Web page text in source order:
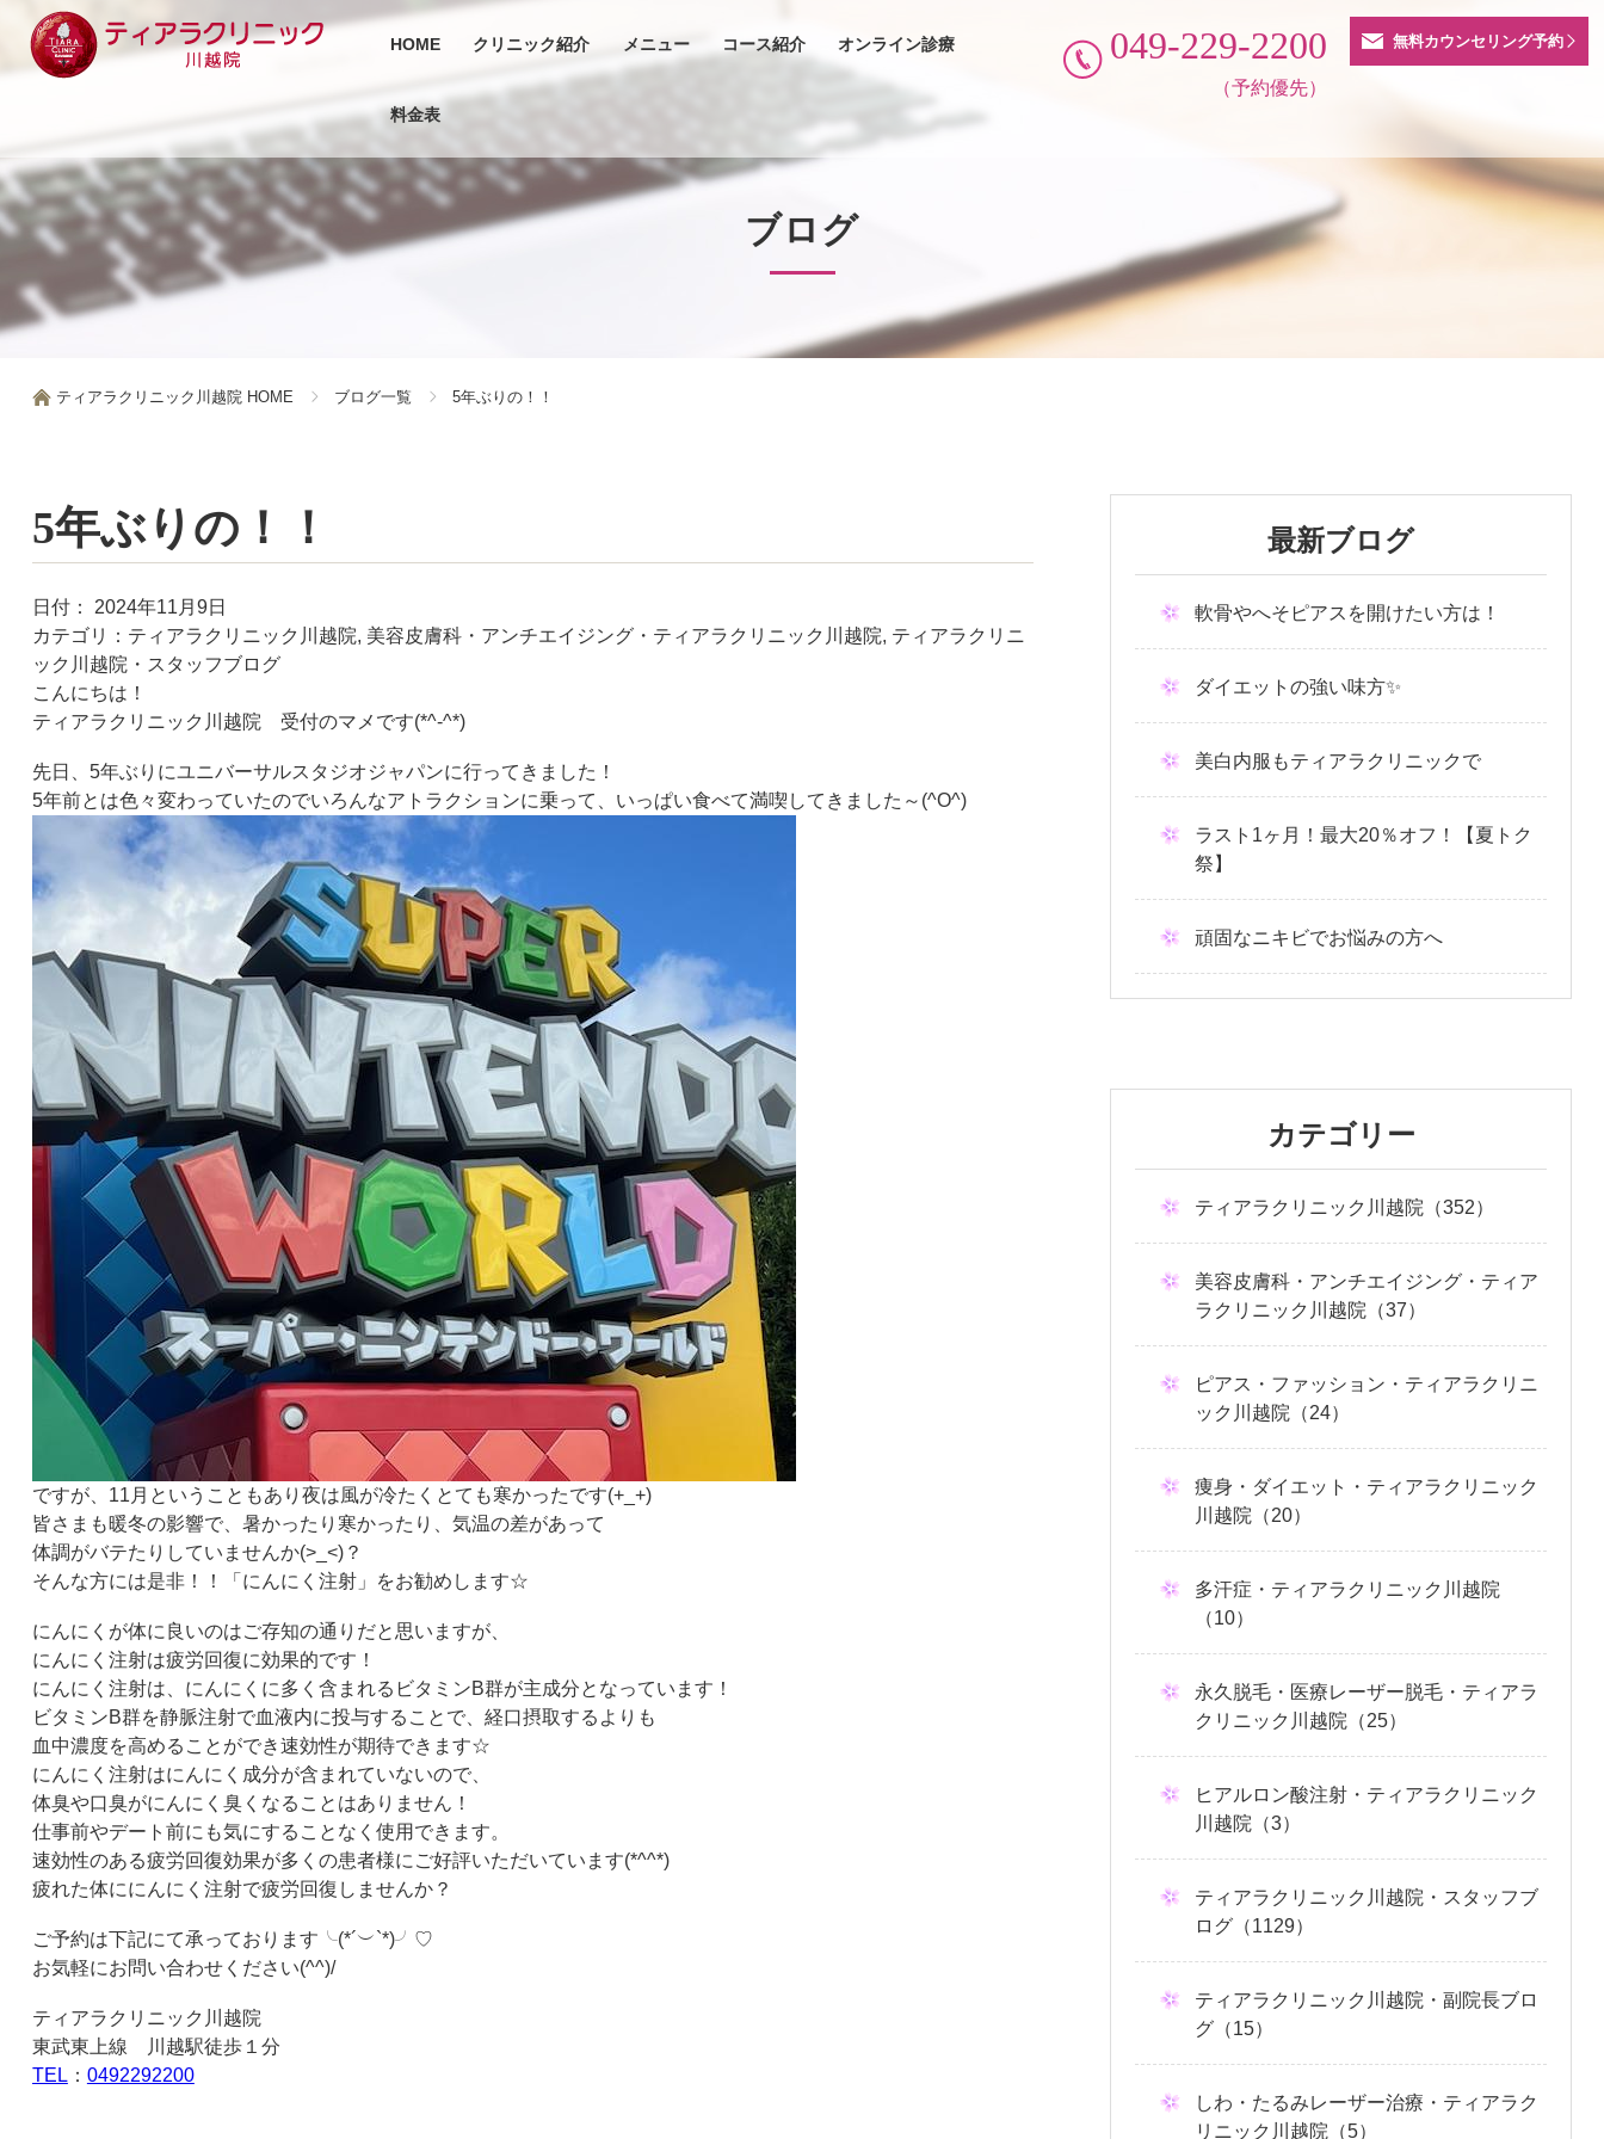
HOME クリニック紹介 メニュー コース紹介 オンライン診療
料金表
無料カウンセリング予約
049-229-2200
（予約優先）
ブログ
ティアラクリニック川越院 HOME ブログ一覧 5年ぶりの！！
5年ぶりの！！
日付：
2024年11月9日
カテゴリ： ティアラクリニック川越院, 美容皮膚科・アンチエイジング・ティアラクリニック川越院, ティアラクリニ
ック川越院・スタッフブログ
こんにちは！
ティアラクリニック川越院 受付のマメです(*^-^*)
先日、 5年ぶりにユニバーサルスタジオジャパンに行ってきました！
5年前とは色々変わっていたのでいろんなアトラクションに乗って、いっぱい食べて満喫してきました～ (^O^)
ですが、 11 月ということもあり夜は風が冷たくとても寒かったです(+_+)
皆さまも暖冬の影響で、暑かったり寒かったり、気温の差があって
体調がバテたりしていませんか(>_<)？
そんな方には是非！！「にんにく注射」をお勧めします☆
にんにくが体に良いのはご存知の通りだと思いますが、
にんにく注射は疲労回復に効果的です！
にんにく注射は、にんにくに多く含まれるビタミンB群が主成分となっています！
ビタミンB群を静脈注射で血液内に投与することで、経口摂取するよりも
血中濃度を高めることができ速効性が期待できます☆
にんにく注射はにんにく成分が含まれていないので、
体臭や口臭がにんにく臭くなることはありません！
仕事前やデート前にも気にすることなく使用できます。
速効性のある疲労回復効果が多くの患者様にご好評いただいています(*^^*)
疲れた体ににんにく注射で疲労回復しませんか？
ご予約は下記にて承っております╰(*´︶`*)╯♡
お気軽にお問い合わせください(^^)/
ティアラクリニック川越院
東武東上線 川越駅徒歩１分
TEL ： 0492292200
最新ブログ
軟骨やへそピアスを開けたい方は！
ダイエットの強い味方✨
美白内服もティアラクリニックで
ラスト1ヶ月！最大20％オフ！【夏トク
祭】
頑固なニキビでお悩みの方へ
カテゴリー
ティアラクリニック川越院（352）
美容皮膚科・アンチエイジング・ティア
ラクリニック川越院（37）
ピアス・ファッション・ティアラクリニ
ック川越院（24）
痩身・ダイエット・ティアラクリニック
川越院（20）
多汗症・ティアラクリニック川越院
（10）
永久脱毛・医療レーザー脱毛・ティアラ
クリニック川越院（25）
ヒアルロン酸注射・ティアラクリニック
川越院（3）
ティアラクリニック川越院・スタッフブ
ログ（1129）
ティアラクリニック川越院・副院長ブロ
グ（15）
しわ・たるみレーザー治療・ティアラク
リニック川越院（5）